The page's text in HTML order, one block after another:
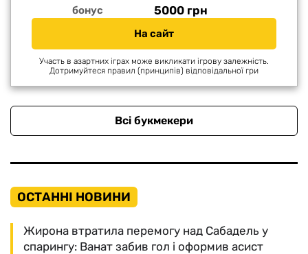
бонус 5000 грн
На сайт
Участь в азартних іграх може викликати ігрову залежність.
Дотримуйтеся правил (принципів) відповідальної гри
Всі букмекери
ОСТАННІ НОВИНИ
Жирона втратила перемогу над Сабадель у
спарингу: Ванат забив гол і оформив асист